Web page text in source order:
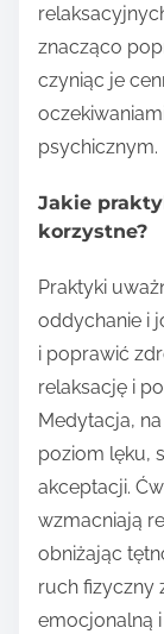
znacząco
czyniąc je
psychicznym.
Jakie
korzystne?
Praktyki
oddychanie i
i poprawić
relaksację i
Medytacja,
poziom lęku,
akceptacji.
wzmacniają
obniżając
ruch fizyczny
emocjonalną